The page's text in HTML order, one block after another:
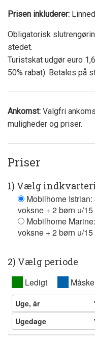
Prisen inkluderer:
Obligatorisk
stedet.
Turistskat udgør euro
50% rabat). Betales på
Ankomst: Valgfri
muligheder og priser.
Priser
1) Vælg
Mobilhome
voksne + 2 børn u/15
Mobilhome
voksne + 2 børn u/15
2) Vælg periode
Ledigt